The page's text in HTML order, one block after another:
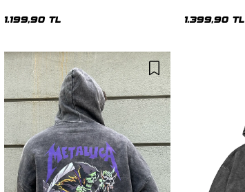
1.199,90 TL 1.399,90 TL